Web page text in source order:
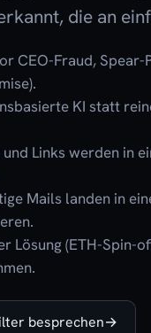
die an
CEO-Fraud, Spear-
KI statt
und Links werden in
Mails landen in
Lösung (ETH-Spin-
besprechen→